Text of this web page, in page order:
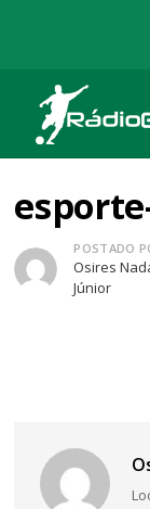
Rádio Gol
Há mais de 20
Autor
POSTADO
Osires
Júnior